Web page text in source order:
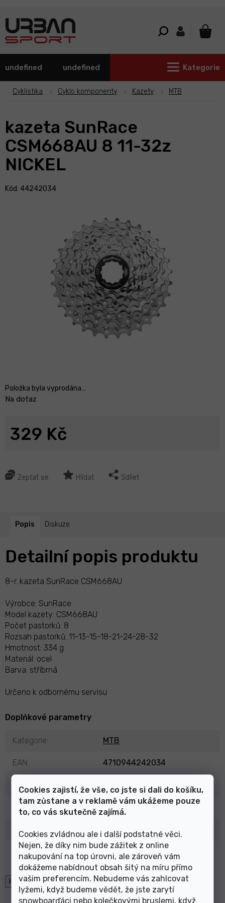
Cookies zajistí, že vše, co jste si dali do košíku,
tam zůstane a v reklamě vám ukážeme pouze
to, co vás skutečně zajímá.
Cookies zvládnou ale i další podstatné věci.
Nejen, že díky nim bude zážitek z online
nakupování na top úrovni, ale zároveň vám
dokážeme nabídnout obsah šitý na míru přímo
vašim preferencím. Nebudeme vás zahlcovat
lyžemi, když budeme vědět, že jste zarytí
snowboarďáci nebo kolečkovými bruslemi, když
undefined undefined Kategorie
Cyklistika Cyklo komponenty Kazety MTB
kazeta SunRace
CSM668AU 8 11-32z
NICKEL
Kód: 44242034
Na dotaz
Položka byla vyprodána…
Zeptat se Hlídat Sdílet
329 Kč
Popis Diskuze
Detailní popis produktu
8-r. kazeta SunRace CSM668AU
Výrobce: SunRace
Model kazety: CSM668AU
Počet pastorků: 8
Rozsah pastorků: 11-13-15-18-21-24-28-32
Hmotnost: 334 g
Materiál: ocel
Barva: stříbrná
Určeno k odbornému servisu
Doplňkové parametry
Kategorie: MTB
EAN: 4710944242034
Počet rychlostí
Rozsah: 11-32z
Výrobce SunRace
Položka byla vyprodána…
High-contrast mode